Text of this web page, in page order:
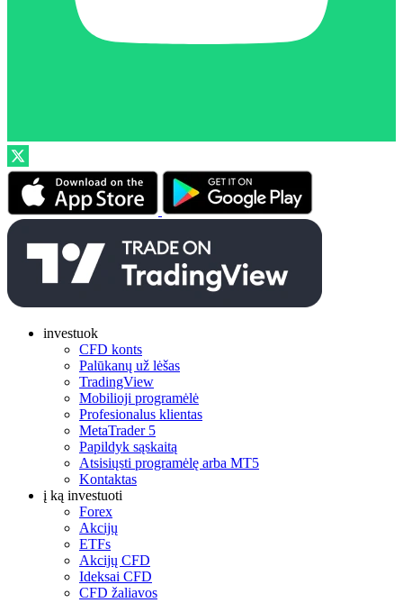
investuok
CFD konts
Palūkanų už lėšas
TradingView
Mobilioji programėlė
Profesionalus klientas
MetaTrader 5
Papildyk sąskaitą
Atsisiųsti programėlę arba MT5
Kontaktas
į ką investuoti
Forex
Akcijų
ETFs
Akcijų CFD
Ideksai CFD
CFD žaliavos